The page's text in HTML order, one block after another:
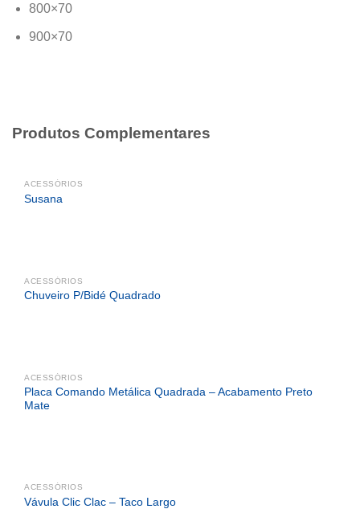
800×70
900×70
Produtos Complementares
ACESSÓRIOS
Susana
ACESSÓRIOS
Chuveiro P/Bidé Quadrado
ACESSÓRIOS
Placa Comando Metálica Quadrada – Acabamento Preto
Mate
ACESSÓRIOS
Vávula Clic Clac – Taco Largo